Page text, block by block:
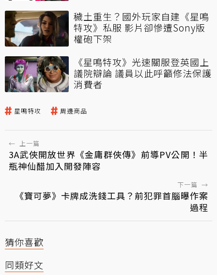
穢土重生？國外玩家自建《星鳴
特攻》私服 影片卻慘遭Sony版
權砲下架
《星鳴特攻》光速關服登英國上
議院辯論 議員以此呼籲修法保護
消費者
星鳴特攻 周邊商品
← 上一篇
3A武俠開放世界《金庸群俠傳》前導PV公開！半
瓶神仙醋加入開發陣容
下一篇 →
《寶可夢》卡牌成洗錢工具？前犯罪首腦曝作案
過程
猜你喜歡
同類好文